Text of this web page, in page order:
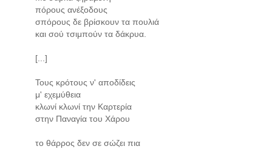
πόρους ανέξοδους
σπόρους δε βρίσκουν τα πουλιά
και σού τσιμπούν τα δάκρυα.
[...]
Τους κρότους ν' αποδίδεις
μ' εχεμύθεια
κλωνί κλωνί την Καρτερία
στην Παναγία του Χάρου
το θάρρος δεν σε σώζει πια